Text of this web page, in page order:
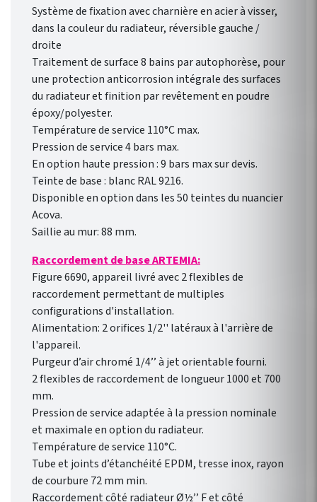
Système de fixation avec charnière en acier à visser,
dans la couleur du radiateur, réversible gauche /
droite
Traitement de surface 8 bains par autophorèse, pour
une protection anticorrosion intégrale des surfaces
du radiateur et finition par revêtement en poudre
époxy/polyester.
Température de service 110°C max.
Pression de service 4 bars max.
En option haute pression : 9 bars max sur devis.
Teinte de base : blanc RAL 9216.
Disponible en option dans les 50 teintes du nuancier
Acova.
Saillie au mur: 88 mm.
Raccordement de base ARTEMIA:
Figure 6690, appareil livré avec 2 flexibles de
raccordement permettant de multiples
configurations d'installation.
Alimentation: 2 orifices 1/2'' latéraux à l'arrière de
l'appareil.
Purgeur d’air chromé 1/4’’ à jet orientable fourni.
2 flexibles de raccordement de longueur 1000 et 700
mm.
Pression de service adaptée à la pression nominale
et maximale en option du radiateur.
Température de service 110°C.
Tube et joints d’étanchéité EPDM, tresse inox, rayon
de courbure 72 mm min.
Raccordement côté radiateur Ø½’’ F et côté